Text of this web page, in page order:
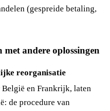
(gespreide betaling,
andere oplossingen
reorganisatie
en Frankrijk, laten
de procedure van